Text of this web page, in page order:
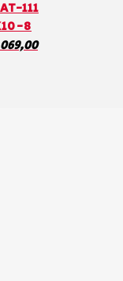
111
8